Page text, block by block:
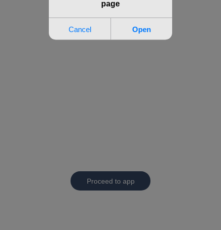
Proceed to app